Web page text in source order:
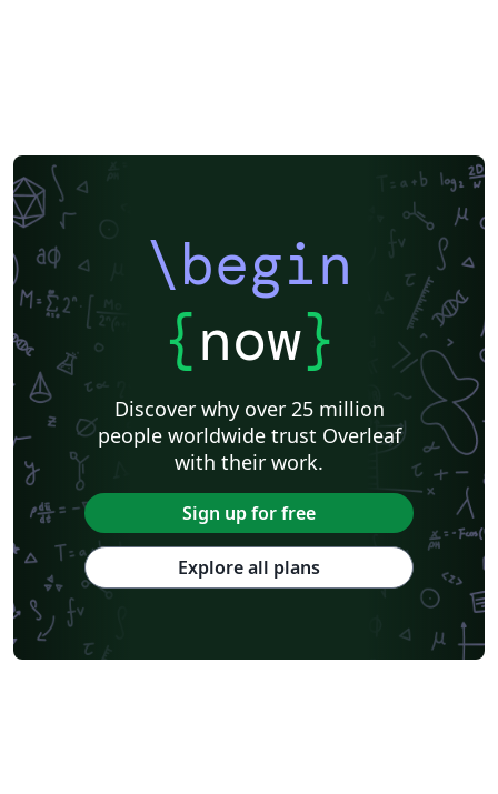
\begin
{now}
Discover why over 25 million
people worldwide trust Overleaf
with their work.
Sign up for free
Explore all plans